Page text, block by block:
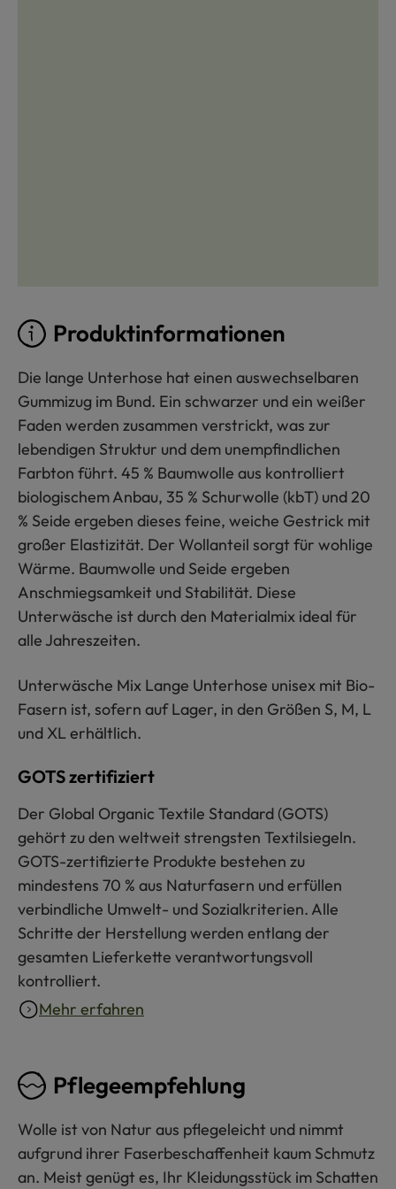
Produktinformationen
Die lange Unterhose hat einen auswechselbaren
Gummizug im Bund. Ein schwarzer und ein weißer
Faden werden zusammen verstrickt, was zur
lebendigen Struktur und dem unempfindlichen
Farbton führt. 45 % Baumwolle aus kontrolliert
biologischem Anbau, 35 % Schurwolle (kbT) und 20
% Seide ergeben dieses feine, weiche Gestrick mit
großer Elastizität. Der Wollanteil sorgt für wohlige
Wärme. Baumwolle und Seide ergeben
Anschmiegsamkeit und Stabilität. Diese
Unterwäsche ist durch den Materialmix ideal für
alle Jahreszeiten.
Unterwäsche Mix Lange Unterhose unisex mit Bio-
Fasern ist, sofern auf Lager, in den Größen S, M, L
und XL erhältlich.
GOTS zertifiziert
Der Global Organic Textile Standard (GOTS)
gehört zu den weltweit strengsten Textilsiegeln.
GOTS-zertifizierte Produkte bestehen zu
mindestens 70 % aus Naturfasern und erfüllen
verbindliche Umwelt- und Sozialkriterien. Alle
Schritte der Herstellung werden entlang der
gesamten Lieferkette verantwortungsvoll
kontrolliert.
Mehr erfahren
Pflegeempfehlung
Wolle ist von Natur aus pflegeleicht und nimmt
aufgrund ihrer Faserbeschaffenheit kaum Schmutz
an. Meist genügt es, Ihr Kleidungsstück im Schatten